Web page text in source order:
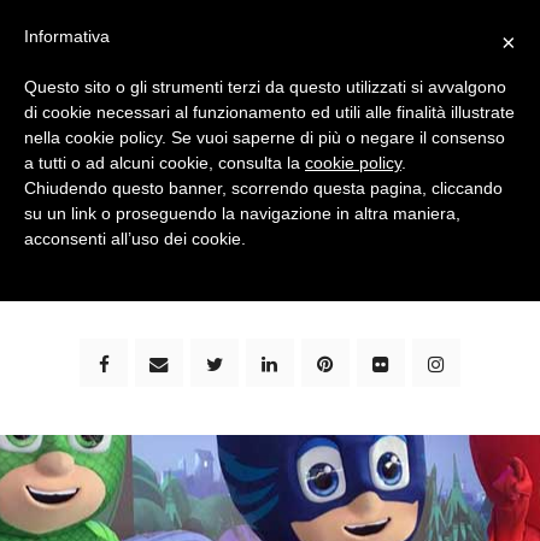
bimbi e viaggi - family travel blog: community #1 in
×
Informativa
Questo sito o gli strumenti terzi da questo utilizzati si avvalgono
di cookie necessari al funzionamento ed utili alle finalità illustrate
nella cookie policy. Se vuoi saperne di più o negare il consenso
a tutti o ad alcuni cookie, consulta la cookie policy.
Chiudendo questo banner, scorrendo questa pagina, cliccando
su un link o proseguendo la navigazione in altra maniera,
acconsenti all’uso dei cookie.